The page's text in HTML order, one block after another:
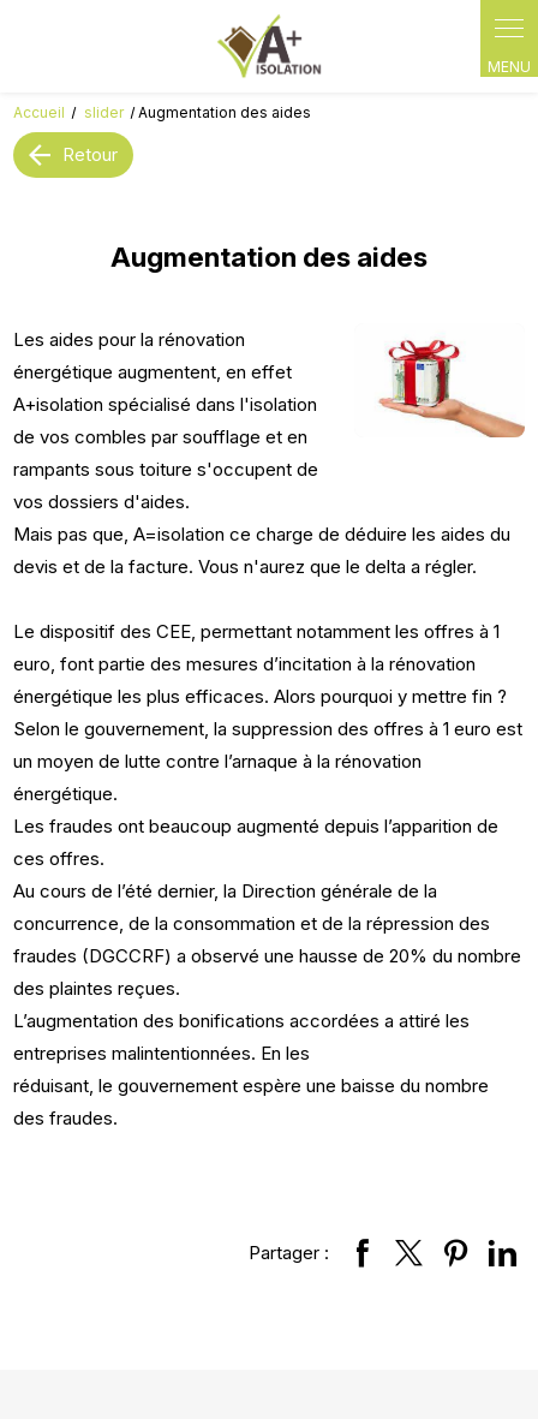
Accueil slider Augmentation des aides
Retour
Augmentation des aides
Les aides pour la rénovation
énergétique augmentent, en effet
A+isolation spécialisé dans l'isolation
de vos combles par soufflage et en
rampants sous toiture s'occupent de
vos dossiers d'aides.
Mais pas que, A=isolation ce charge de déduire les aides du
devis et de la facture. Vous n'aurez que le delta a régler.
Le dispositif des CEE, permettant notamment les offres à 1
euro, font partie des mesures d’incitation à la rénovation
énergétique les plus efficaces. Alors pourquoi y mettre fin ?
Selon le gouvernement, la suppression des offres à 1 euro est
un moyen de lutte contre l’arnaque à la rénovation
énergétique.
Les fraudes ont beaucoup augmenté depuis l’apparition de
ces offres.
Au cours de l’été dernier, la Direction générale de la
concurrence, de la consommation et de la répression des
fraudes (DGCCRF) a observé une hausse de 20% du nombre
des plaintes reçues.
L’augmentation des bonifications accordées a attiré les
entreprises malintentionnées. En les
réduisant, le gouvernement espère une baisse du nombre
des fraudes.
Partager :